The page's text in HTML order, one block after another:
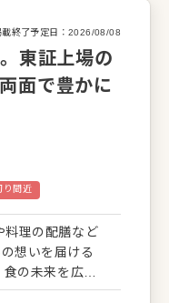
載終了予定日： 2026/08/08
東証上場の
面で豊かに
り間近
料理の配膳など
想いを届ける
袋を満たすため